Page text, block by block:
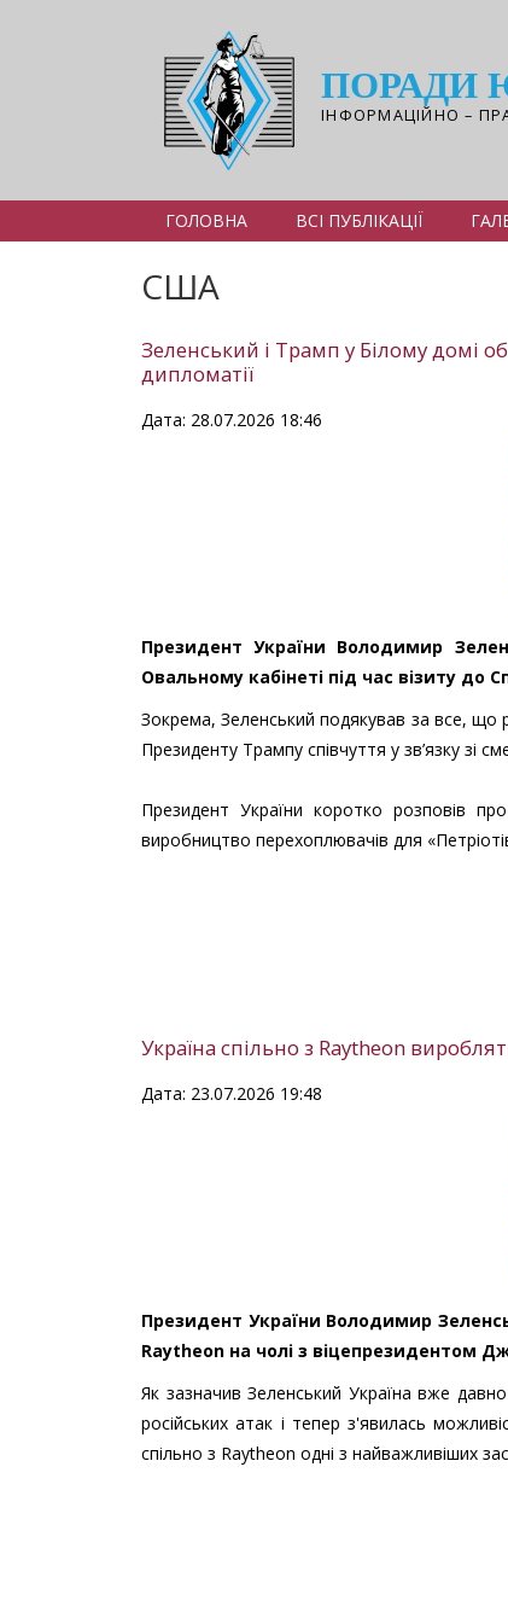
ПОРАДИ
ІНФОРМАЦІЙНО –
ГОЛОВНА ВСІ ПУБЛІКАЦІЇ
США
Зеленський і Трамп у Білому домі
дипломатії
Дата: 28.07.2026 18:46
Президент України Володимир
Овальному кабінеті під час візиту до
Зокрема, Зеленський подякував за все, що
Президенту Трампу співчуття у зв’язку зі
Президент України коротко розповів
виробництво перехоплювачів для
Україна спільно з Raytheon
Дата: 23.07.2026 19:48
Президент України Володимир
Raytheon на чолі з віцепрезидентом
Як зазначив Зеленський Україна вже
російських атак і тепер з'явилась
спільно з Raytheon одні з найважливіших